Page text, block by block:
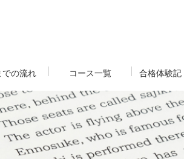
での流れ コース一覧 合格体験記